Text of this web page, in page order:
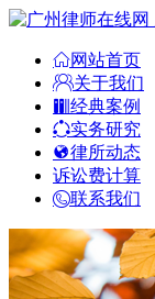
网站首页
关于我们
经典案例
实务研究
律所动态
诉讼费计算
联系我们